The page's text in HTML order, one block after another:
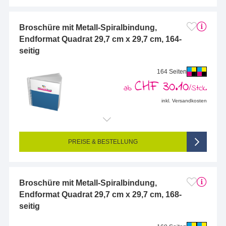
Broschüre mit Metall-Spiralbindung,
Endformat Quadrat 29,7 cm x 29,7 cm, 164-
seitig
164 Seiten
ab CHF 30.10/Stck.
inkl. Versandkosten
Endformat (bedruckte Fläche): 297 x 297 mm
Seitigkeit: 164-seitig (Vorderseite und Rückseite bedruckt)
4/4-farbig CMYK (vollfarbig bedruckt)
PREISE & BESTELLUNG
Broschüre mit Metall-Spiralbindung,
Endformat Quadrat 29,7 cm x 29,7 cm, 168-
seitig